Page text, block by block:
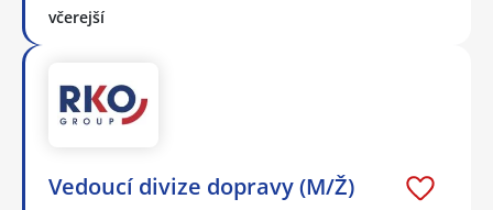
včerejší
Vedoucí divize dopravy (M/Ž)